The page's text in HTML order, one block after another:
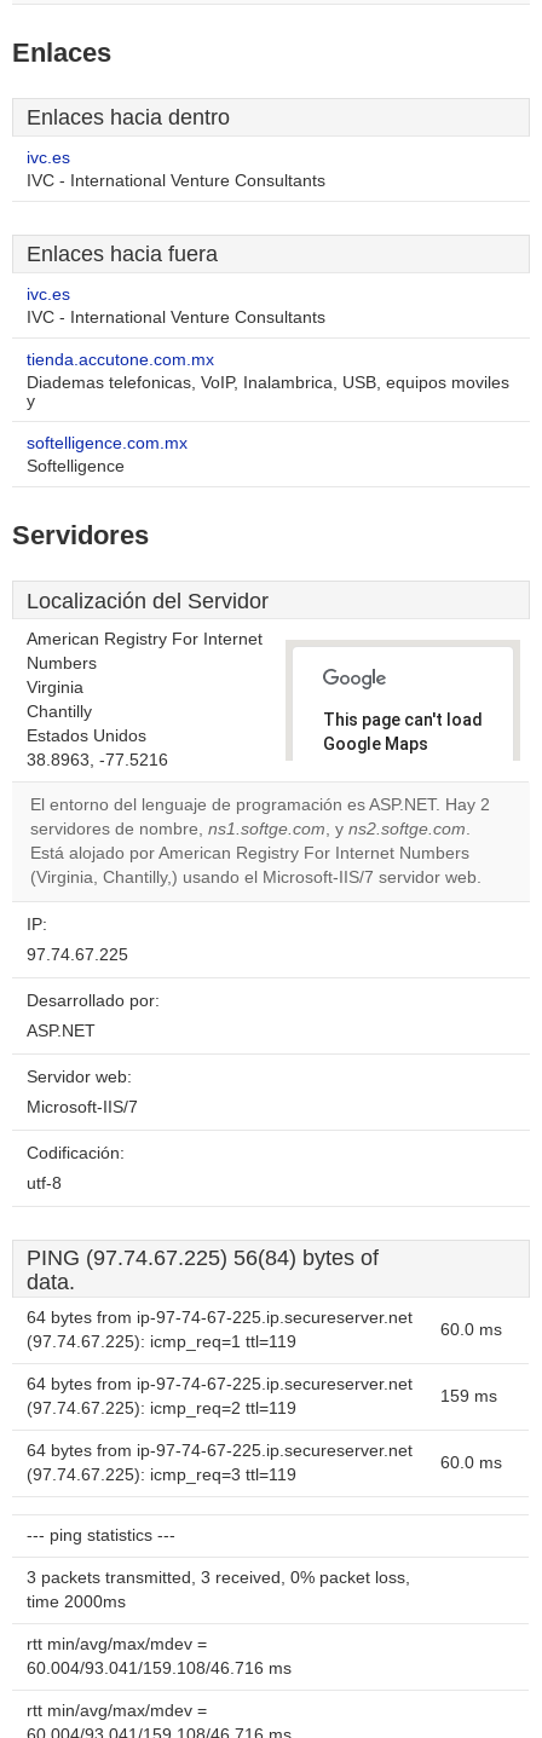
Enlaces
Enlaces hacia dentro
ivc.es
IVC - International Venture Consultants
Enlaces hacia fuera
ivc.es
IVC - International Venture Consultants
tienda.accutone.com.mx
Diademas telefonicas, VoIP, Inalambrica, USB, equipos moviles
y
softelligence.com.mx
Softelligence
Servidores
Localización del Servidor
American Registry For Internet
Numbers
Virginia
Chantilly
Estados Unidos
38.8963, -77.5216
This page can't load
Google Maps
Do you
website?
OK
El entorno del lenguaje de programación es ASP.NET. Hay 2
servidores de nombre, ns1.softge.com, y ns2.softge.com.
Está alojado por American Registry For Internet Numbers
(Virginia, Chantilly,) usando el Microsoft-IIS/7 servidor web.
IP:
97.74.67.225
Desarrollado por:
ASP.NET
Servidor web:
Microsoft-IIS/7
Codificación:
utf-8
PING (97.74.67.225) 56(84) bytes of
data.
64 bytes from ip-97-74-67-225.ip.secureserver.net
(97.74.67.225): icmp_req=1 ttl=119
60.0 ms
64 bytes from ip-97-74-67-225.ip.secureserver.net
(97.74.67.225): icmp_req=2 ttl=119
159 ms
64 bytes from ip-97-74-67-225.ip.secureserver.net
(97.74.67.225): icmp_req=3 ttl=119
60.0 ms
--- ping statistics ---
3 packets transmitted, 3 received, 0% packet loss,
time 2000ms
rtt min/avg/max/mdev =
60.004/93.041/159.108/46.716 ms
rtt min/avg/max/mdev =